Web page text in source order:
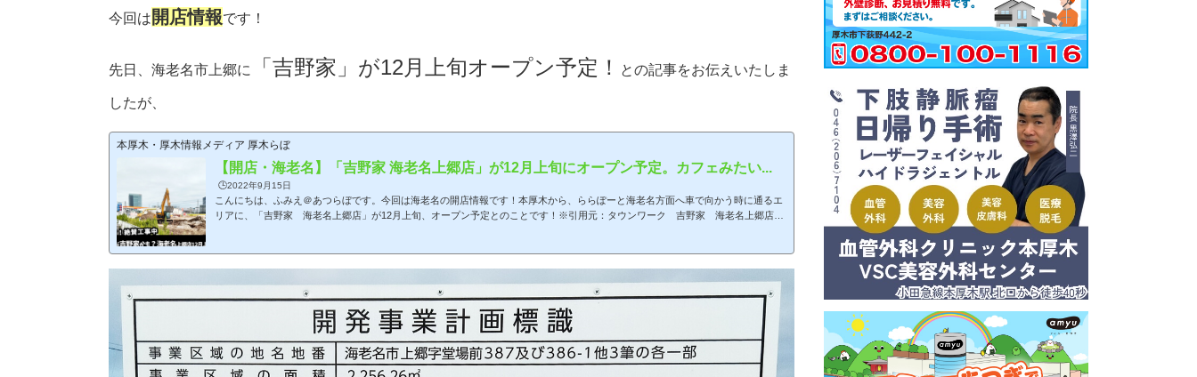
今回は 開店情報です！
先日、海老名市上郷に 「吉野家」が12月上旬オープン予定！ との記事をお伝えいたしま
したが、
本厚木・厚木情報メディア 厚木らぼ
【開店・海老名】「吉野家 海老名上郷店」が12月上旬にオープン予定。カフェみたい...
🕒️2022年9月15日
こんにちは、ふみえ＠あつらぼです。今回は海老名の開店情報です！本厚木から、ららぽーと海老名方面へ車で向かう時に通るエ
リアに、「吉野家 海老名上郷店」が12月上旬、オープン予定とのことです！※引用元：タウンワーク 吉野家 海老名上郷店ま